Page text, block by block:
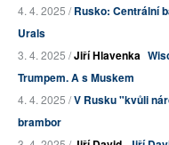
4. 4. 2025 /Rusko: Centrální
Urals
3. 4. 2025 /Jiří Hlavenka
Trumpem. A s Muskem
4. 4. 2025 /V Rusku "kvůli
brambor